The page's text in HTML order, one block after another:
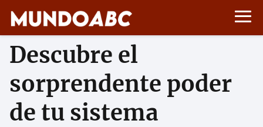
Descubre el
sorprendente poder
de tu sistema